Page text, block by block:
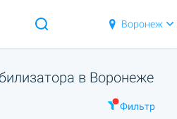
Воронеж
в Воронеже
Фильтр